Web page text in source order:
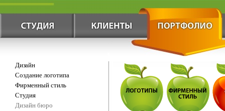
Дизайн
Создание логотипа
Фирменный стиль
Студия
Дизайн бюро